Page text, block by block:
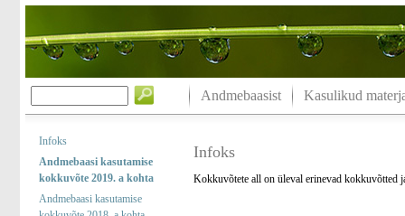
Andmebaasist Kasulikud
Infoks
Andmebaasi kasutamise
kokkuvõte 2019. a kohta
Andmebaasi kasutamise
Infoks
Kokkuvõtete all on üleval erinevad kokkuvõtted